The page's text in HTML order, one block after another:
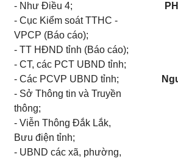
- Như Điều 4;
- Cục Kiểm soát TTHC -
VPCP (Báo cáo);
- TT HĐND tỉnh (Báo cáo);
- CT, các PCT UBND tỉnh;
- Các PCVP UBND tỉnh;
- Sở Thông tin và Truyền
thông;
- Viễn Thông Đắk Lắk,
Bưu điện tỉnh;
- UBND các xã, phường,